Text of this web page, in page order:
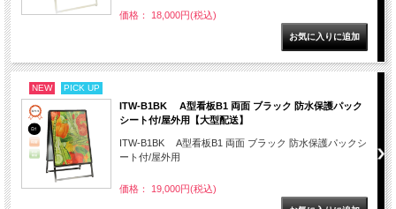
価格： 18,000円(税込)
NEW PICK UP
ITW-B1BK A型看板B1 両面 ブラック 防水保護パック
シート付/屋外用【大型配送】
ITW-B1BK A型看板B1 両面 ブラック 防水保護パックシ
ート付/屋外用
価格： 19,000円(税込)